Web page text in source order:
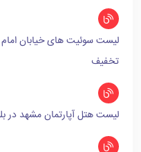
تخفیف
لیست هتل آپارتمان مشهد در بلوار